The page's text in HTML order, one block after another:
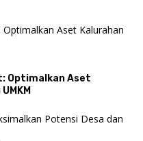
Optimalkan Aset